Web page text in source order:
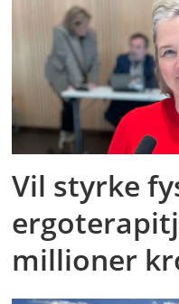
Vil styrke
millioner